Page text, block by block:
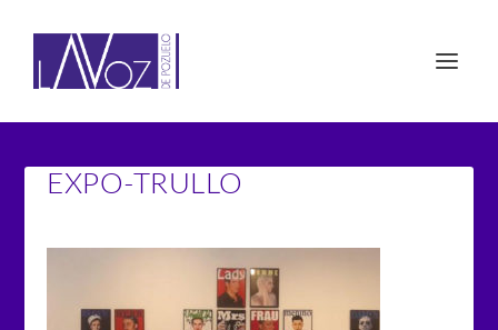
EXPO-TRULLO